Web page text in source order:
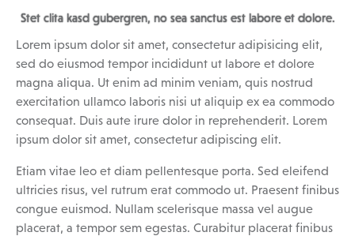
Stet clita kasd gubergren, no sea sanctus est labore et dolore.
Lorem ipsum dolor sit amet, consectetur adipisicing elit,
sed do eiusmod tempor incididunt ut labore et dolore
magna aliqua. Ut enim ad minim veniam, quis nostrud
exercitation ullamco laboris nisi ut aliquip ex ea commodo
consequat. Duis aute irure dolor in reprehenderit. Lorem
ipsum dolor sit amet, consectetur adipiscing elit.
Etiam vitae leo et diam pellentesque porta. Sed eleifend
ultricies risus, vel rutrum erat commodo ut. Praesent finibus
congue euismod. Nullam scelerisque massa vel augue
placerat, a tempor sem egestas. Curabitur placerat finibus